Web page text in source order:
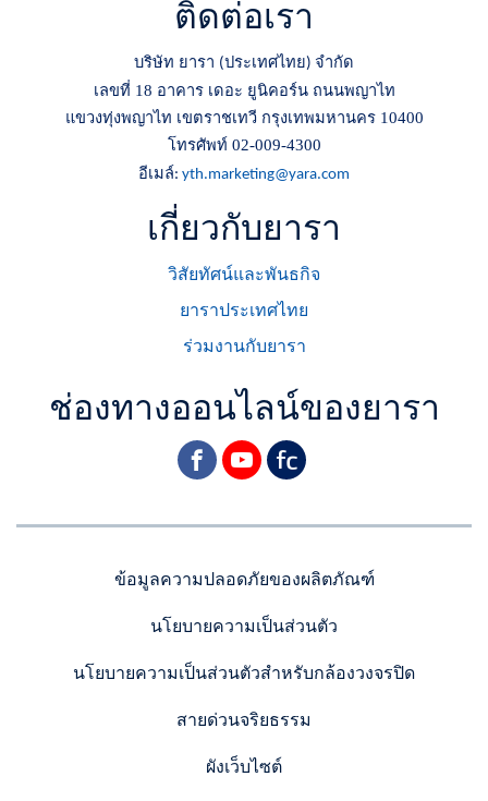
ติดต่อเรา
บริษัท ยารา (ประเทศไทย) จำกัด
เลขที่ 18 อาคาร เดอะ ยูนิคอร์น ถนนพญาไท
แขวงทุ่งพญาไท เขตราชเทวี กรุงเทพมหานคร 10400
โทรศัพท์ 02-009-4300
อีเมล์: yth.marketing@yara.com
เกี่ยวกับยารา
วิสัยทัศน์และพันธกิจ
ยาราประเทศไทย
ร่วมงานกับยารา
ช่องทางออนไลน์ของยารา
facebookyoutube
yara
ข้อมูลความปลอดภัยของผลิตภัณฑ์
นโยบายความเป็นส่วนตัว
นโยบายความเป็นส่วนตัวสำหรับกล้องวงจรปิด
สายด่วนจริยธรรม
ผังเว็บไซต์